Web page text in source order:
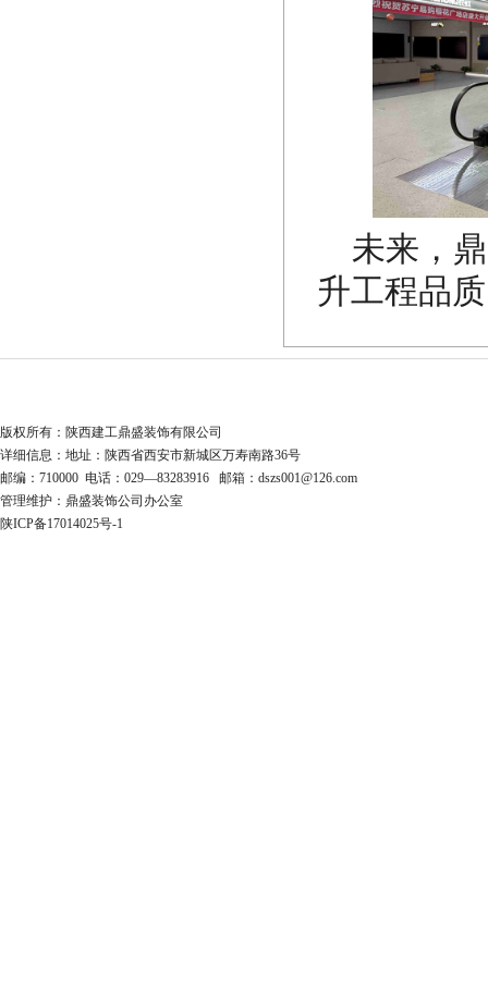
未来，
升工程品
版权所有：陕西建工鼎盛装饰有限公司
详细信息：地址：陕西省西安市新城区万寿南路36号
邮编：710000 电话：029—83283916 邮箱：dszs001@126.com
管理维护：鼎盛装饰公司办公室
陕ICP备17014025号-1